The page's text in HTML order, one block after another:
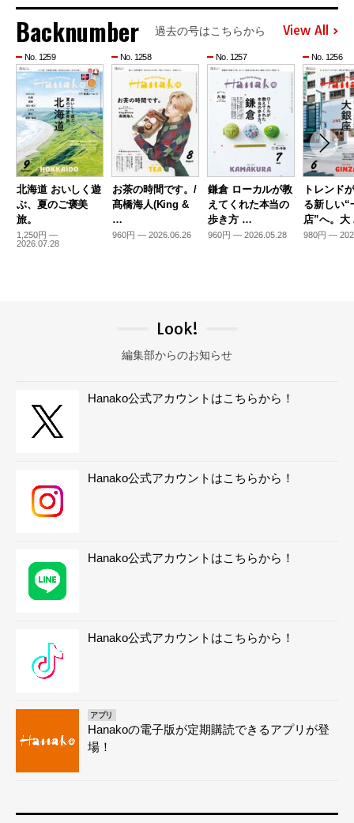
Backnumber 過去の号はこちらから View All
No. 1259
北海道 おいしく遊
ぶ、夏のご褒美
旅。
1,250円 —
2026.07.28
No. 1258
お茶の時間です。/
髙橋海人(King &
…
960円 — 2026.06.26
No. 1257
鎌倉 ローカルが教
えてくれた本当の
歩き方 …
960円 — 2026.05.28
No. 1256
トレンド
る新しい“
店”へ。
980円 —
Look!
編集部からのお知らせ
Hanako公式アカウントはこちらから！
Hanako公式アカウントはこちらから！
Hanako公式アカウントはこちらから！
Hanako公式アカウントはこちらから！
アプリ
Hanakoの電子版が定期購読できるアプリが登
場！